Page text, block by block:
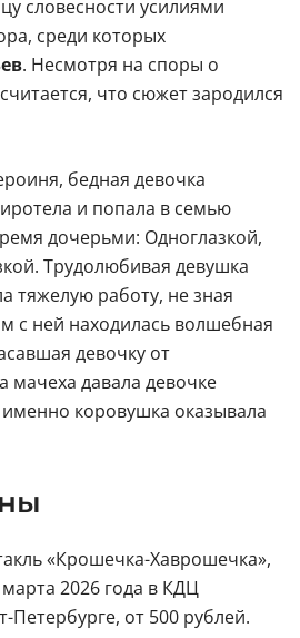
словесности усилиями
среди которых
. Несмотря на споры о
что сюжет зародился
бедная девочка
и попала в семью
дочерьми: Одноглазкой,
Трудолюбивая девушка
тяжелую работу, не зная
с ней находилась волшебная
девочку от
мачеха давала девочке
коровушка оказывала
«Крошечка-Хаврошечка»,
2026 года в КДЦ
Петербурге, от 500 рублей.